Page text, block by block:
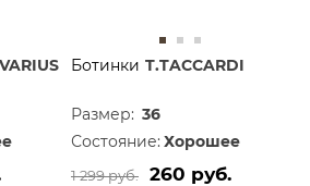
Ботинки T.TACCARDI
Размер: 36
Состояние: Хорошее
1 299 руб. 260 руб.